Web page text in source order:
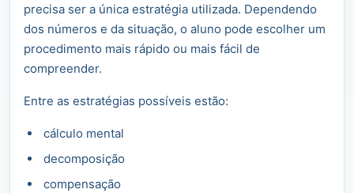
precisa ser a única estratégia utilizada. Dependendo
dos números e da situação, o aluno pode escolher um
procedimento mais rápido ou mais fácil de
compreender.
Entre as estratégias possíveis estão:
cálculo mental
decomposição
compensação